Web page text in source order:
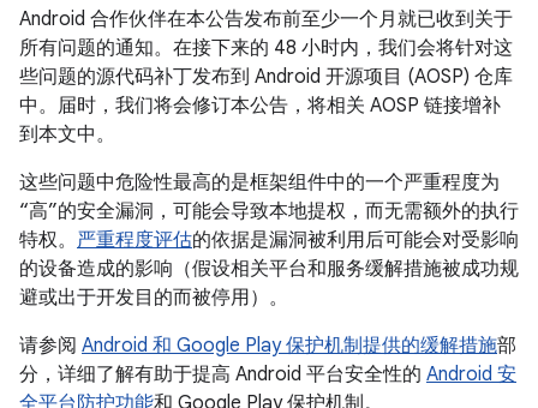
Android 合作伙伴在本公告发布前至少一个月就已收到关于
所有问题的通知。在接下来的 48 小时内，我们会将针对这
些问题的源代码补丁发布到 Android 开源项目 (AOSP) 仓库
中。届时，我们将会修订本公告，将相关 AOSP 链接增补
到本文中。
这些问题中危险性最高的是框架组件中的一个严重程度为
“高”的安全漏洞，可能会导致本地提权，而无需额外的执行
特权。 严重程度评估的依据是漏洞被利用后可能会对受影响
的设备造成的影响（假设相关平台和服务缓解措施被成功规
避或出于开发目的而被停用）。
请参阅 Android 和 Google Play 保护机制提供的缓解措施部
分，详细了解有助于提高 Android 平台安全性的 Android 安
全平台防护功能和 Google Play 保护机制。